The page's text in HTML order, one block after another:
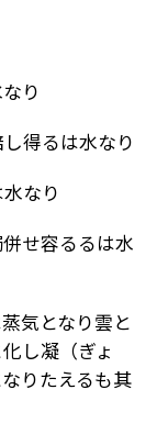
り
得るは水なり
なり
せ容るるは水
気となり雲と
し凝（ぎょ
りたえるも其